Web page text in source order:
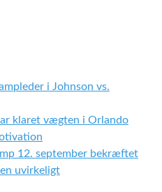
i Johnson vs.
klaret vægten i Orlando
12. september bekræftet
uvirkeligt